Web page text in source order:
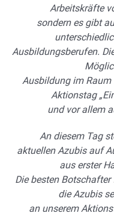
Arbeitskräfte
sondern es gibt
Ausbildungsberufen.
Ausbildung im
Aktionstag
und vor allem
An diesem Tag
aktuellen Azubis auf
aus erster
Die besten
die Azubis
an unserem